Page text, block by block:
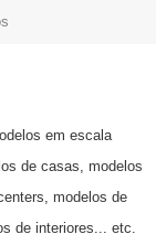
em escala
de casas, modelos
modelos de
de interiores... etc.